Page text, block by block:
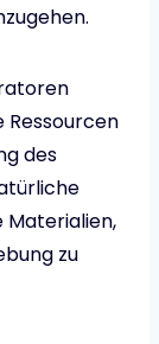
Ressourcen
des
Materialien,
zu